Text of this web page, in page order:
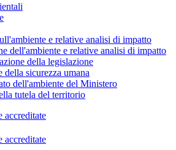
e relative analisi di impatto
dell'ambiente e relative analisi di impatto
della legislazione
della sicurezza umana
dell'ambiente del Ministero
tutela del territorio
accreditate
accreditate